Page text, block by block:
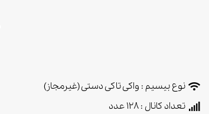
نوع بیسیم : واکی تاکی دستی (غیرمجاز)
تعداد کانال : 128 عدد